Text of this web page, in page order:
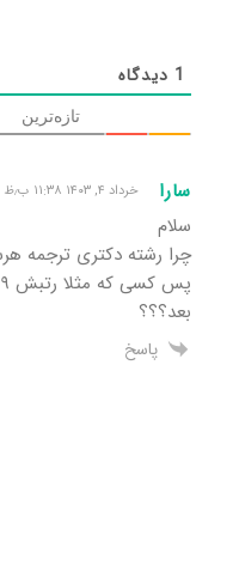
1 دیدگاه
تازه‌ترین
سارا خرداد ۴, ۱۴۰۳ ۱۱:۳۸ ب٫ظ
سلام
بعد؟؟؟
پاسخ